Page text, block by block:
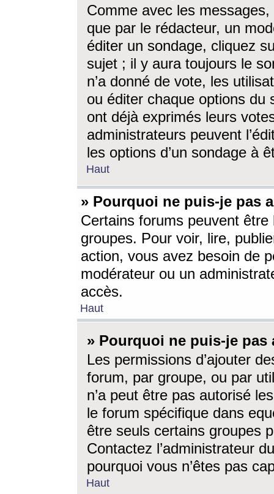
Comme avec les
que par le rédacteur, un
éditer un sondage, cliquez
sujet ; il y aura toujours le
n’a donné de vote, les
ou éditer chaque options du
ont déjà exprimés leurs
administrateurs peuvent
les options d’un sondage à
Haut
» Pourquoi ne puis-je pas
Certains forums peuvent être
groupes. Pour voir, lire,
action, vous avez besoin de
modérateur ou un
accès.
Haut
» Pourquoi ne puis-je
Les permissions d’ajouter
forum, par groupe, ou par
n’a peut être pas autorisé
le forum spécifique dans
être seuls certains groupes
Contactez l’administrateur
pourquoi vous n’êtes pas
Haut